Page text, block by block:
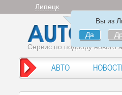
Липецк
Вы из
Да
Сервис по подбору нового
АВТО